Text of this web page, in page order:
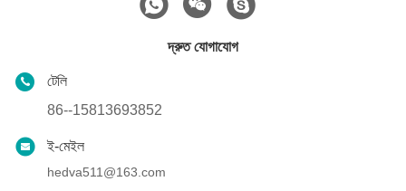
দ্রুত যোগাযোগ
টেলি
86--15813693852
ই-মেইল
hedva511@163.com